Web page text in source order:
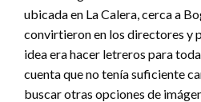
ubicada en La Calera, cerca a
convirtieron en los directores y
idea era hacer letreros para
cuenta que no tenía suficiente
buscar otras opciones de